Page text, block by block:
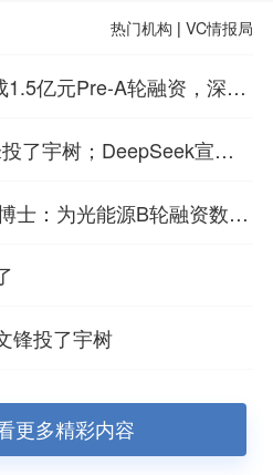
热门机构 |VC情报局
亿元Pre-A轮融资，深耕i
了宇树；DeepSeek宣布
士：为光能源B轮融资数亿
锋投了宇树
更多精彩内容